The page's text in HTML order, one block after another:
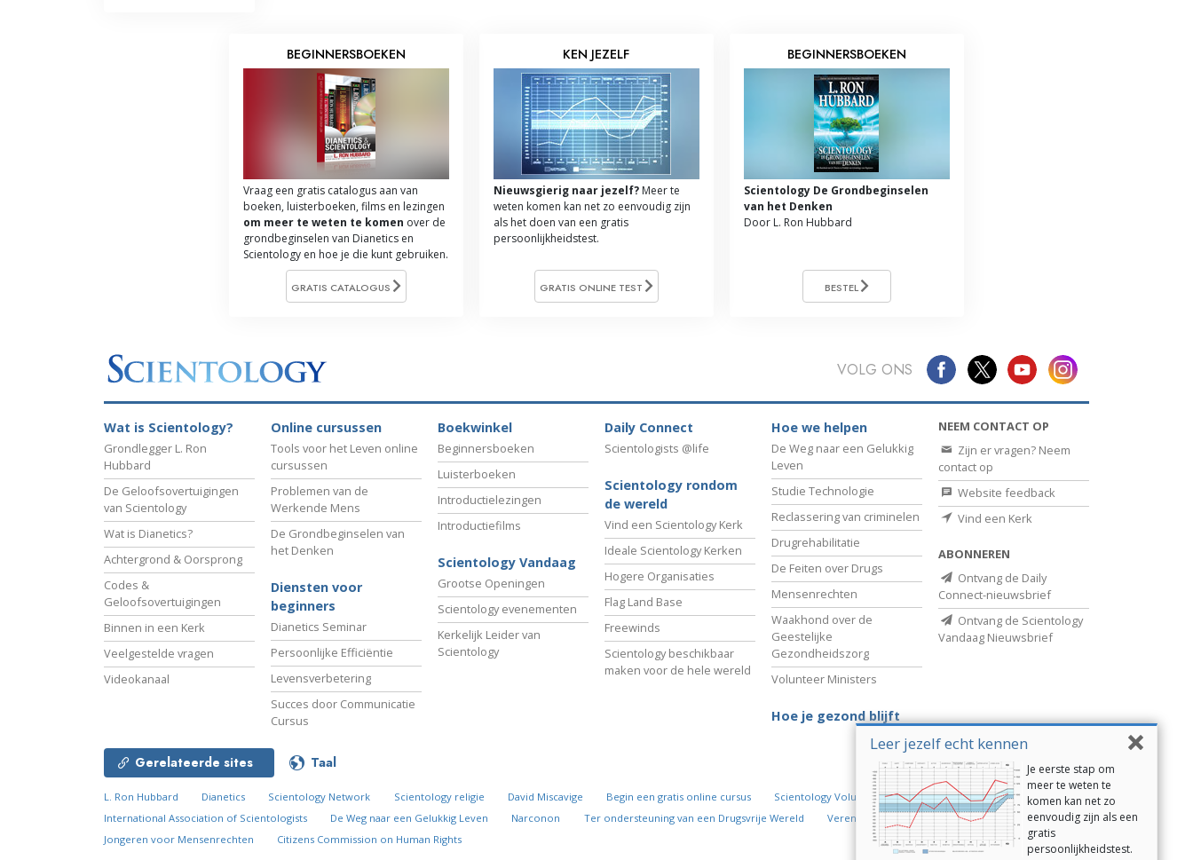
Leer jezelf echt kennen
Je eerste stap om
meer te weten te
komen kan net zo
eenvoudig zijn als een
gratis
persoonlijkheidstest.
BEGINNERSBOEKEN
Vraag een gratis catalogus aan van
boeken, luisterboeken, films en lezingen
om meer te weten te komen over de
grondbeginselen van Dianetics en
Scientology en hoe je die kunt gebruiken.
GRATIS CATALOGUS
KEN JEZELF
Nieuwsgierig naar jezelf?Meer te
weten komen kan net zo eenvoudig zijn
als het doen van een gratis
persoonlijkheidstest.
GRATIS ONLINE TEST
BEGINNERSBOEKEN
Scientology De Grondbeginselen
van het Denken
Door L. Ron Hubbard
BESTEL
VOLG ONS
Wat is Scientology?
Grondlegger L. Ron
Hubbard
De Geloofsovertuigingen
van Scientology
Wat is Dianetics?
Achtergrond & Oorsprong
Codes &
Geloofsovertuigingen
Binnen in een Kerk
Veelgestelde vragen
Videokanaal
Online cursussen
Tools voor het Leven online
cursussen
Problemen van de
Werkende Mens
De Grondbeginselen van
het Denken
Diensten voor
beginners
Dianetics Seminar
Persoonlijke Efficiëntie
Levensverbetering
Succes door Communicatie
Cursus
Boekwinkel
Beginnersboeken
Luisterboeken
Introductielezingen
Introductiefilms
Scientology Vandaag
Grootse Openingen
Scientology evenementen
Kerkelijk Leider van
Scientology
Daily Connect
Scientologists @life
Scientology rondom
de wereld
Vind een Scientology Kerk
Ideale Scientology Kerken
Hogere Organisaties
Flag Land Base
Freewinds
Scientology beschikbaar
maken voor de hele wereld
Hoe we helpen
De Weg naar een Gelukkig
Leven
Studie Technologie
Reclassering van criminelen
Drugrehabilitatie
De Feiten over Drugs
Mensenrechten
Waakhond over de
Geestelijke
Gezondheidszorg
Volunteer Ministers
Hoe je gezond blijft
NEEM CONTACT OP
Zijn er vragen? Neem
contact op
Website feedback
Vind een Kerk
ABONNEREN
Ontvang de Daily
Connect-nieuwsbrief
Ontvang de Scientology
Vandaag Nieuwsbrief
Gerelateerde sites Taal
L. Ron Hubbard Dianetics Scientology Network Scientology religie David Miscavige Begin een gratis online cursus
Scientology Volunteer Ministers
International Association of Scientologists
De Weg naar een Gelukkig Leven Narconon Ter ondersteuning van een Drugsvrije Wereld
Verenigd voor Mensenrechten
Jongeren voor Mensenrechten
Citizens Commission on Human Rights